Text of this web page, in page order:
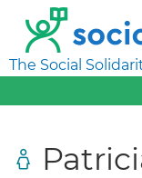
The Social